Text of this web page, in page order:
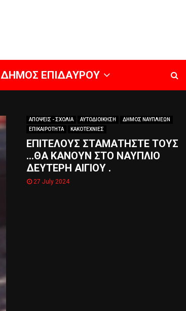
ΔΗΜΟΣ ΕΠΙΔΑΥΡΟΥ
ΑΠΟΨΕΙΣ - ΣΧΟΛΙΑ ΑΥΤΟΔΙΟΙΚΗΣΗ
ΔΗΜΟΣ ΝΑΥΠΛΙΕΩΝ
ΕΠΙΚΑΙΡΟΤΗΤΑ
ΚΑΚΟΤΕΧΝΙΕΣ
ΕΠΙΤΕΛΟΥΣ ΣΤΑΜΑΤΗΣΤΕ ΤΟΥΣ
…ΘΑ ΚΑΝΟΥΝ ΣΤΟ ΝΑΥΠΛΙΟ
ΔΕΥΤΕΡΗ ΑΙΓΙΟΥ .
27 July 2024